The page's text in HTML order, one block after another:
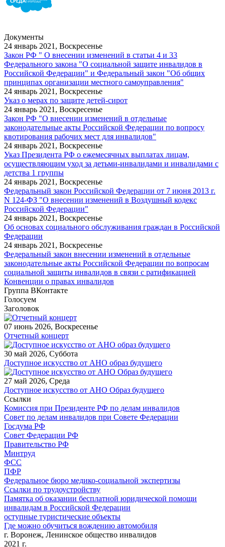
Документы
24 январь 2021, Воскресенье
Закон РФ " О внесении изменений в статьи 4 и 33
Федерального закона "О социальной защите инвалидов в
Российской Федерации" и Федеральный закон "Об общих
принципах организации местного самоуправления"
24 январь 2021, Воскресенье
Указ о мерах по защите детей-сирот
24 январь 2021, Воскресенье
Закон РФ "О внесении изменений в отдельные
законодательные акты Российской Федерации по вопросу
квотирования рабочих мест для инвалидов"
24 январь 2021, Воскресенье
Указ Президента РФ о ежемесячных выплатах лицам,
осуществляющим уход за детьми-инвалидами и инвалидами с
детства 1 группы
24 январь 2021, Воскресенье
Федеральный закон Российской Федерации от 7 июня 2013 г.
N 124-ФЗ "О внесении изменений в Воздушный кодекс
Российской Федерации"
24 январь 2021, Воскресенье
Об основах социального обслуживания граждан в Российской
Федерации
24 январь 2021, Воскресенье
Федеральный закон внесении изменений в отдельные
законодательные акты Российской Федерации по вопросам
социальной защиты инвалидов в связи с ратификацией
Конвенции о правах инвалидов
Группа ВКонтакте
Голосуем
Заголовок
07 июнь 2026, Воскресенье
Отчетный концерт
30 май 2026, Суббота
Доступное искусство от АНО образ будущего
27 май 2026, Среда
Доступное искусство от АНО Образ будущего
Ccылки
Комиссия при Президенте РФ по делам инвалидов
Совет по делам инвалидов при Совете Федерации
Госдума РФ
Совет Федерации РФ
Правительство РФ
Минтруд
ФСС
ПФР
Федеральное бюро медико-социальной экспертизы
Ссылки по трудоустройству
Памятка об оказании бесплатной юридической помощи
инвалидам в Российской Федерации
оступные туристические объекты
Где можно обучиться вождению автомобиля
г. Воронеж, Ленинское общество инвалидов
2021 г.